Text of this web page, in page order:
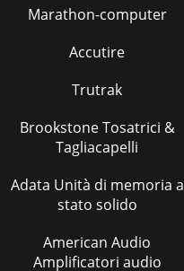
Marathon-computer
Accutire
Trutrak
Brookstone Tosatrici &
Tagliacapelli
Adata Unità di memoria a
stato solido
American Audio
Amplificatori audio